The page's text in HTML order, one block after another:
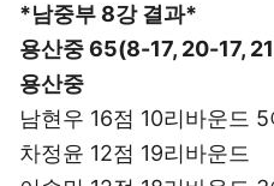
*남중부 8강 결과*
용산중 65(8-17, 20-17,
용산중
남현우 16점 10리바운드 5
차정윤 12점 19리바운드